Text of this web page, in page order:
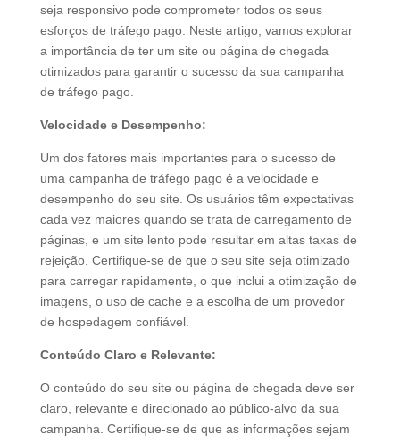
seja responsivo pode comprometer todos os seus
esforços de tráfego pago. Neste artigo, vamos explorar
a importância de ter um site ou página de chegada
otimizados para garantir o sucesso da sua campanha
de tráfego pago.
Velocidade e Desempenho:
Um dos fatores mais importantes para o sucesso de
uma campanha de tráfego pago é a velocidade e
desempenho do seu site. Os usuários têm expectativas
cada vez maiores quando se trata de carregamento de
páginas, e um site lento pode resultar em altas taxas de
rejeição. Certifique-se de que o seu site seja otimizado
para carregar rapidamente, o que inclui a otimização de
imagens, o uso de cache e a escolha de um provedor
de hospedagem confiável.
Conteúdo Claro e Relevante:
O conteúdo do seu site ou página de chegada deve ser
claro, relevante e direcionado ao público-alvo da sua
campanha. Certifique-se de que as informações sejam